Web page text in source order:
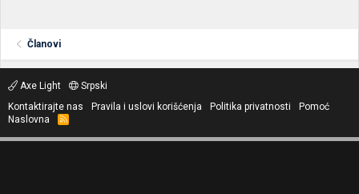
Članovi
Axe Light
Srpski
Kontaktirajte nas
Pravila i uslovi korišćenja Politika privatnosti
Pomoć
Naslovna
R
S